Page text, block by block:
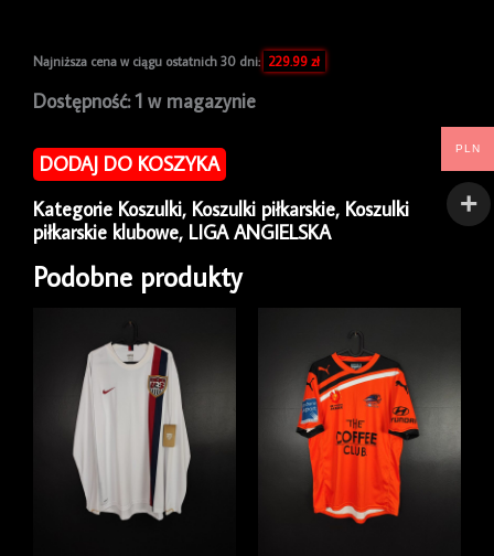
Najniższa cena w ciągu ostatnich 30 dni: 229.99 zł
Dostępność: 1 w magazynie
ilość
piłkarska
West
Albion
2003/04
Diadora
Home
DODAJ DO KOSZYKA
Kategorie Koszulki, Koszulki piłkarskie, Koszulki
piłkarskie klubowe, LIGA ANGIELSKA
Podobne produkty
PLN